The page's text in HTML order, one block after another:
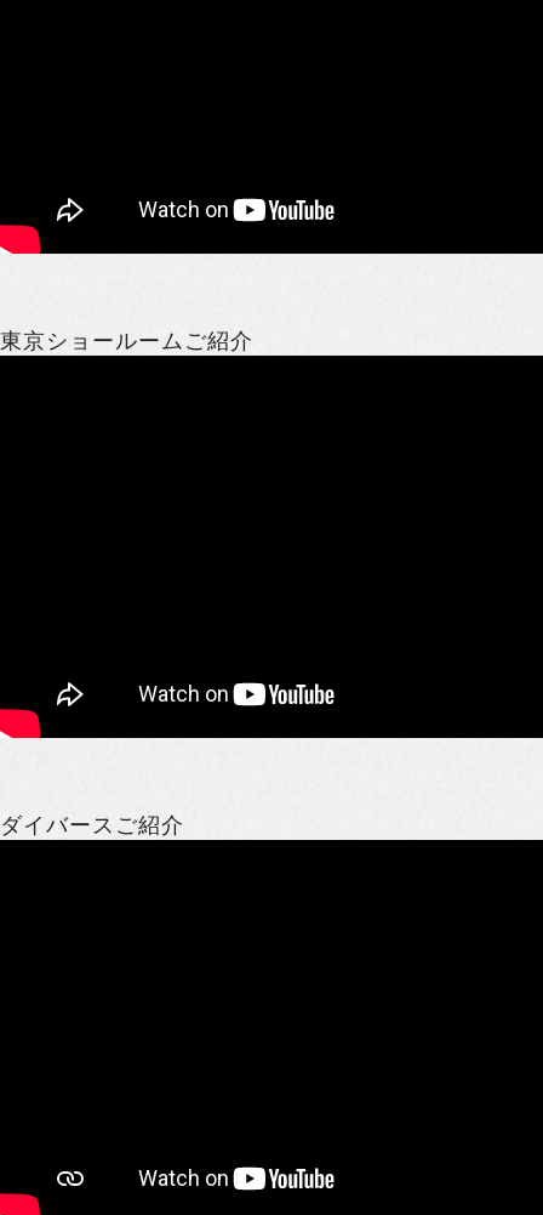
東京ショールームご紹介
ダイバースご紹介